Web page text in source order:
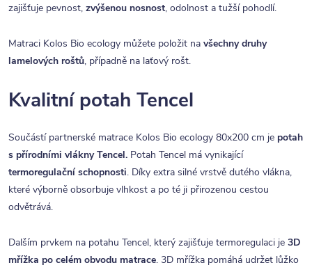
zajišťuje pevnost, zvýšenou nosnost, odolnost a tužší pohodlí.
Matraci Kolos Bio ecology můžete položit na všechny druhy
lamelových roštů, případně na laťový rošt.
Kvalitní potah Tencel
Součástí partnerské matrace Kolos Bio ecology 80x200 cm je potah
s přírodními vlákny Tencel. Potah Tencel má vynikající
termoregulační schopnosti. Díky extra silné vrstvě dutého vlákna,
které výborně obsorbuje vlhkost a po té ji přirozenou cestou
odvětrává.
Dalším prvkem na potahu Tencel, který zajišťuje termoregulaci je 3D
mřížka po celém obvodu matrace. 3D mřížka pomáhá udržet lůžko